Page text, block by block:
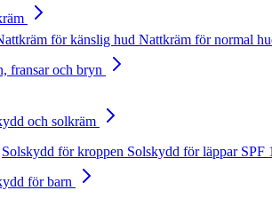
för känslig hud Nattkräm för normal
fransar och bryn
och solkräm
Solskydd för kroppen Solskydd för läppar SPF
för barn